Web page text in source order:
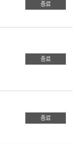
종료
종료
종료